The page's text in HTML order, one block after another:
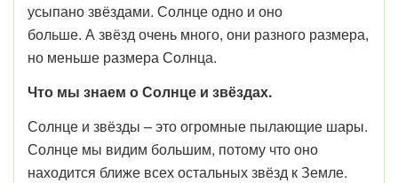
усыпано звёздами. Солнце одно и оно
больше. А звёзд очень много, они разного размера,
но меньше размера Солнца.
Что мы знаем о Солнце и звёздах.
Солнце и звёзды – это огромные пылающие шары.
Солнце мы видим большим, потому что оно
находится ближе всех остальных звёзд к Земле.